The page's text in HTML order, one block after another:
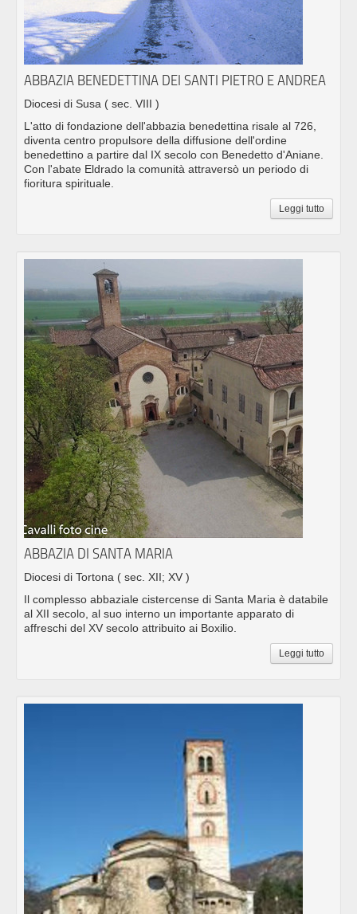
ABBAZIA BENEDETTINA DEI SANTI PIETRO E ANDREA
Diocesi di Susa ( sec. VIII )
L'atto di fondazione dell'abbazia benedettina risale al 726,
diventa centro propulsore della diffusione dell'ordine
benedettino a partire dal IX secolo con Benedetto d'Aniane.
Con l'abate Eldrado la comunità attraversò un periodo di
fioritura spirituale.
Leggi tutto
ABBAZIA DI SANTA MARIA
Diocesi di Tortona ( sec. XII; XV )
Il complesso abbaziale cistercense di Santa Maria è databile
al XII secolo, al suo interno un importante apparato di
affreschi del XV secolo attribuito ai Boxilio.
Leggi tutto